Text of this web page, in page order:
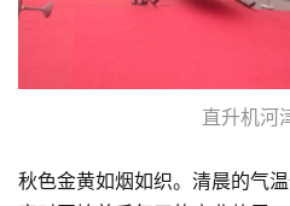
直升机河
秋色金黄如烟如织。清晨的气